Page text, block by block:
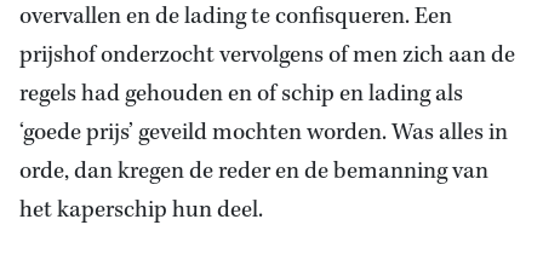
overvallen en de lading te confisqueren. Een
prijshof onderzocht vervolgens of men zich aan de
regels had gehouden en of schip en lading als
‘goede prijs’ geveild mochten worden. Was alles in
orde, dan kregen de reder en de bemanning van
het kaperschip hun deel.